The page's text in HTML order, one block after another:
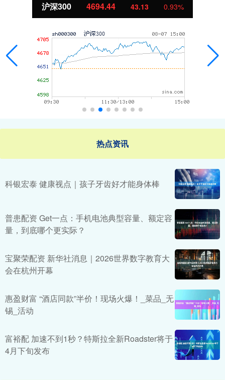
沪深300 4694.44 43.13 0.93%
热点资讯
科银宏泰 健康视点｜孩子牙齿好才能身体棒
普患配资 Get一点：手机电池典型容量、额定容
量，到底哪个更实际？
宝聚荣配资 新华社消息｜2026世界数字教育大
会在杭州开幕
惠盈财富 “酒店同款”半价！现场火爆！_菜品_无
锡_活动
富裕配 加速不到1秒？特斯拉全新Roadster将于
4月下旬发布